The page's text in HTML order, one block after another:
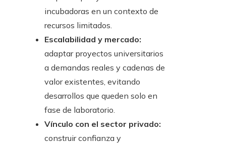
incubadoras en un contexto de
recursos limitados.
Escalabilidad y mercado:
adaptar proyectos universitarios
a demandas reales y cadenas de
valor existentes, evitando
desarrollos que queden solo en
fase de laboratorio.
Vínculo con el sector privado:
construir confianza y